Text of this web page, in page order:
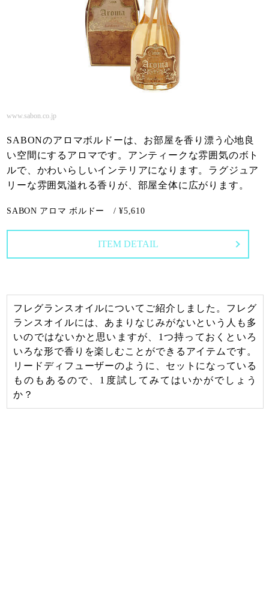
www.sabon.co.jp
SABONのアロマボルドーは、お部屋を香り漂う心地良
い空間にするアロマです。アンティークな雰囲気のボト
ルで、かわいらしいインテリアになります。ラグジュア
リーな雰囲気溢れる香りが、部屋全体に広がります。
SABON アロマ ボルドー / ¥5,610
ITEM DETAIL
フレグランスオイルについてご紹介しました。フレグ
ランスオイルには、あまりなじみがないという人も多
いのではないかと思いますが、1つ持っておくといろ
いろな形で香りを楽しむことができるアイテムです。
リードディフューザーのように、セットになっている
ものもあるので、1度試してみてはいかがでしょう
か？